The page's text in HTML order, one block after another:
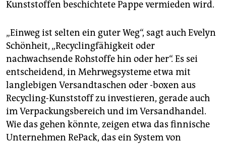
Kunststoffen beschichtete Pappe vermieden wird.
„Einweg ist selten ein guter Weg“, sagt auch Evelyn
Schönheit, „Recyclingfähigkeit oder
nachwachsende Rohstoffe hin oder her“. Es sei
entscheidend, in Mehrwegsysteme etwa mit
langlebigen Versandtaschen oder -boxen aus
Recycling-Kunststoff zu investieren, gerade auch
im Verpackungsbereich und im Versandhandel.
Wie das gehen könnte, zeigen etwa das finnische
Unternehmen RePack, das ein System von